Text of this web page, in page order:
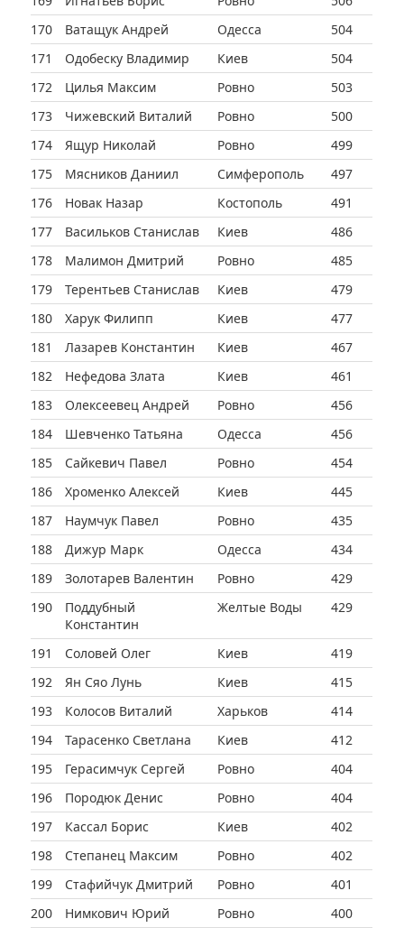
170
Ватащук Андрей Одесса
504
171
Одобеску Владимир Киев
504
172
Цилья Максим Ровно
503
173
Чижевский Виталий Ровно
500
174
Ящур Николай Ровно
499
175
Мясников Даниил Симферополь
497
176
Новак Назар Костополь
491
177
Васильков Станислав Киев
486
178
Малимон Дмитрий Ровно
485
179
Терентьев Станислав Киев
479
180
Харук Филипп Киев
477
181
Лазарев Константин Киев
467
182
Нефедова Злата Киев
461
183
Олексеевец Андрей Ровно
456
184
Шевченко Татьяна Одесса
456
185
Сайкевич Павел Ровно
454
186
Хроменко Алексей Киев
445
187
Наумчук Павел Ровно
435
188
Дижур Марк Одесса
434
189
Золотарев Валентин Ровно
429
190
Поддубный
Константин
Желтые Воды 429
191 Соловей Олег Киев
419
192
Ян Сяо Лунь Киев
415
193
Колосов Виталий Харьков
414
194
Тарасенко Светлана Киев
412
195
Герасимчук Сергей Ровно
404
196
Породюк Денис Ровно
404
197
Кассал Борис Киев
402
198
Степанец Максим Ровно
402
199
Стафийчук Дмитрий Ровно
401
200
Нимкович Юрий Ровно
400